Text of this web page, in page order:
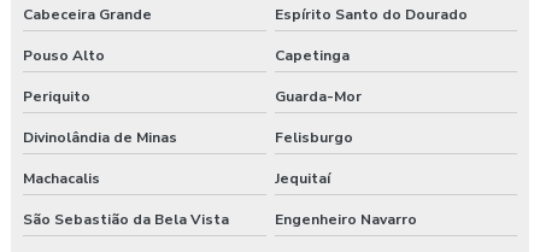
Cabeceira Grande Espírito Santo do Dourado
Pouso Alto Capetinga
Periquito Guarda-Mor
Divinolândia de Minas Felisburgo
Machacalis Jequitaí
São Sebastião da Bela Vista Engenheiro Navarro